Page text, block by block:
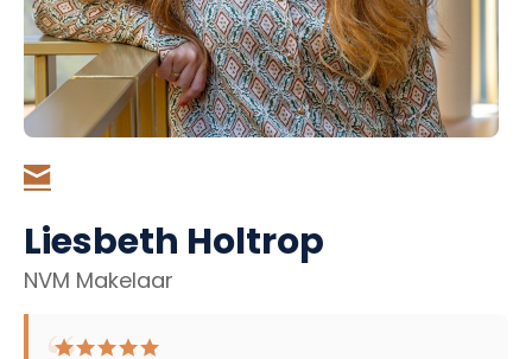
Liesbeth Holtrop
NVM Makelaar